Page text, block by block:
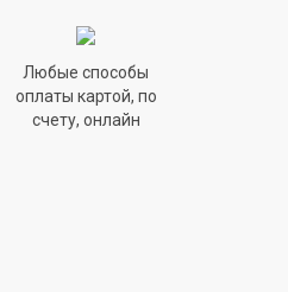
Любые способы
оплаты картой, по
счету, онлайн